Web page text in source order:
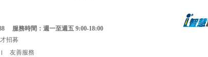
服務時間：週一至週五 9:00-18:00
招募
友善服務